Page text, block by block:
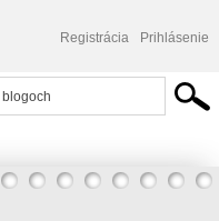
Registrácia Prihlásenie